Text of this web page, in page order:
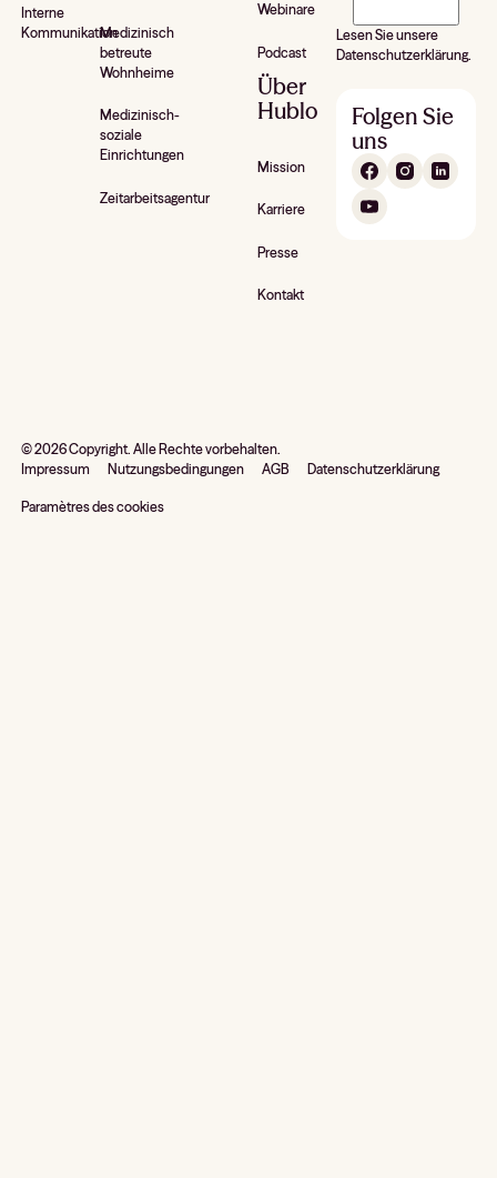
Interne
KommunikationMedizinisch
betreute
Wohnheime
Medizinisch-
soziale
Einrichtungen
Zeitarbeitsagentur
Webinare
Podcast
Über
Hublo
Mission
Karriere
Presse
Kontakt
Lesen Sie unsere
Datenschutzerklärung.
Folgen Sie
uns
©2026Copyright. Alle Rechte vorbehalten.
Impressum
Nutzungsbedingungen AGB Datenschutzerklärung
Paramètres des cookies